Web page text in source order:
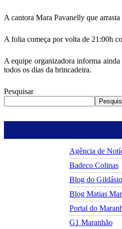
A cantora Mara Pavanelly que
A folia começa por volta de 21:00h
A equipe organizadora informa
todos os dias da brincadeira.
Pesquisar
Agência de
Badeco Colinas
Blog do
Blog Matias
Portal do
G1 Maranhão